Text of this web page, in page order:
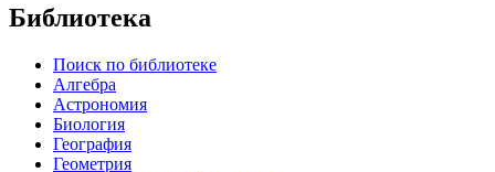
Библиотека
Поиск по библиотеке
Алгебра
Астрономия
Биология
География
Геометрия